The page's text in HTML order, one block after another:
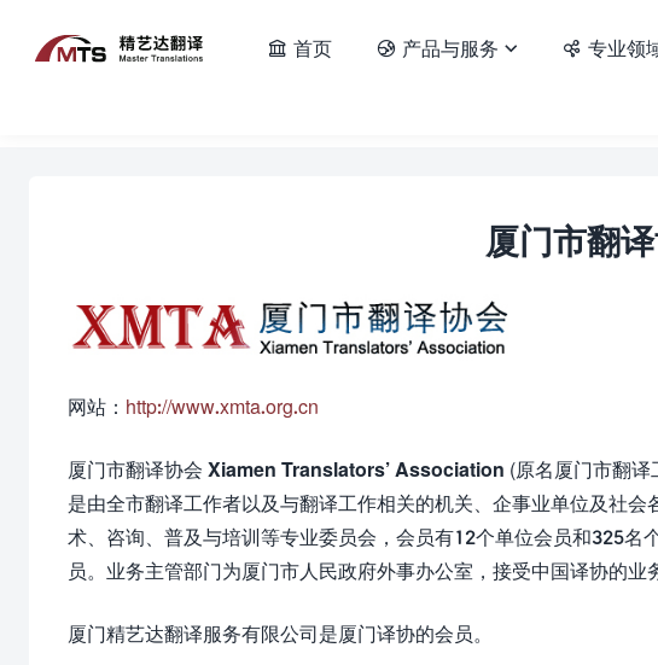
 首页  产品与服务   专业领
厦门市翻
网站： http://www.xmta.org.cn
厦门市翻译协会 Xiamen Translators’ Association (原名厦门市翻译
是由全市翻译工作者以及与翻译工作相关的机关、企事业单位及社
术、咨询、普及与培训等专业委员会，会员有12个单位会员和325
员。业务主管部门为厦门市人民政府外事办公室，接受中国译协的业
厦门精艺达翻译服务有限公司是厦门译协的会员。